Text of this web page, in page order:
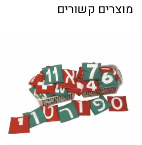
מוצרים קשורים